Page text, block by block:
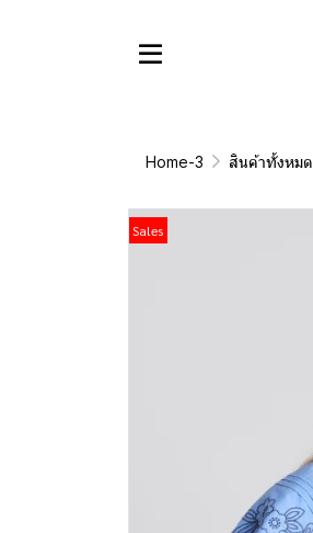
Home-3 สินค้าทั้งหมด
Sales